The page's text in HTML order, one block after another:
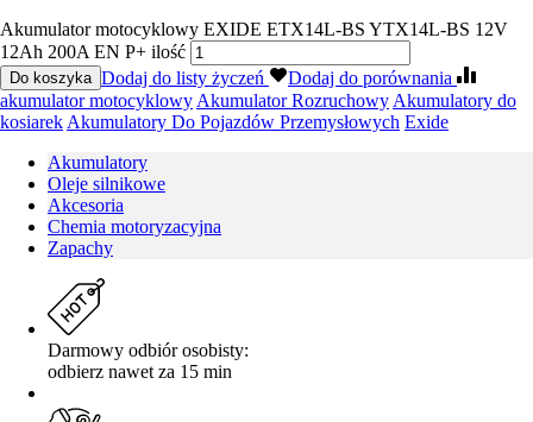
Akumulator motocyklowy EXIDE ETX14L-BS YTX14L-BS 12V
12Ah 200A EN P+ ilość
Do koszyka Dodaj do listy życzeń
Dodaj do porównania
akumulator motocyklowy Akumulator Rozruchowy Akumulatory do
kosiarek Akumulatory Do Pojazdów Przemysłowych Exide
Akumulatory
Oleje silnikowe
Akcesoria
Chemia motoryzacyjna
Zapachy
Darmowy odbiór osobisty:
odbierz nawet za 15 min